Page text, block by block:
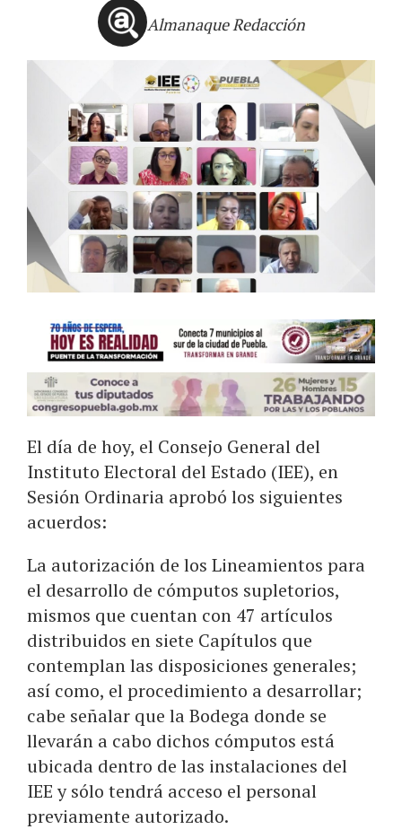
Almanaque Redacción
El día de hoy, el Consejo General del
Instituto Electoral del Estado (IEE), en
Sesión Ordinaria aprobó los siguientes
acuerdos:
La autorización de los Lineamientos para
el desarrollo de cómputos supletorios,
mismos que cuentan con 47 artículos
distribuidos en siete Capítulos que
contemplan las disposiciones generales;
así como, el procedimiento a desarrollar;
cabe señalar que la Bodega donde se
llevarán a cabo dichos cómputos está
ubicada dentro de las instalaciones del
IEE y sólo tendrá acceso el personal
previamente autorizado.